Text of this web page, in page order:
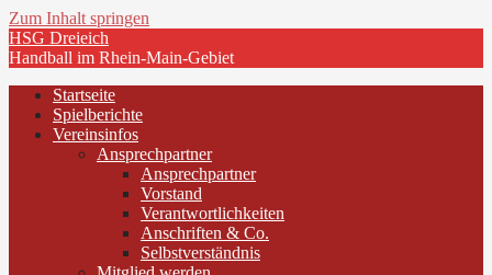
Zum Inhalt springen
HSG Dreieich
Handball im Rhein-Main-Gebiet
Startseite
Spielberichte
Vereinsinfos
Ansprechpartner
Ansprechpartner
Vorstand
Verantwortlichkeiten
Anschriften & Co.
Selbstverständnis